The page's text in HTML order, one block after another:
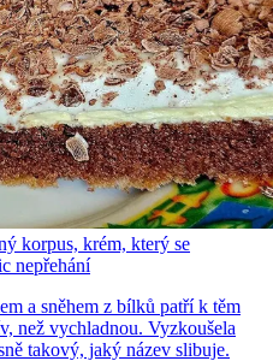
korpus, krém, který se
nepřehání
a sněhem z bílků patří k těm
než vychladnou. Vyzkoušela
takový, jaký název slibuje.